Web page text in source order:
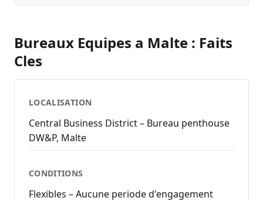
Bureaux Equipes a Malte : Faits
Cles
LOCALISATION
Central Business District – Bureau penthouse
DW&P, Malte
CONDITIONS
Flexibles – Aucune periode d'engagement